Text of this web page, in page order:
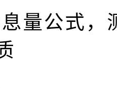
量公式，